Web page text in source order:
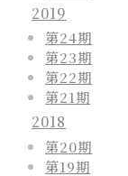
2019
第24期
第23期
第22期
第21期
2018
第20期
第19期